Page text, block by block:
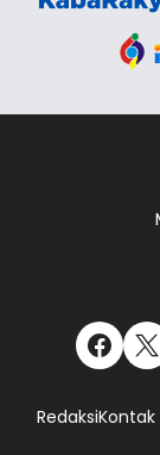
RedaksiKontak